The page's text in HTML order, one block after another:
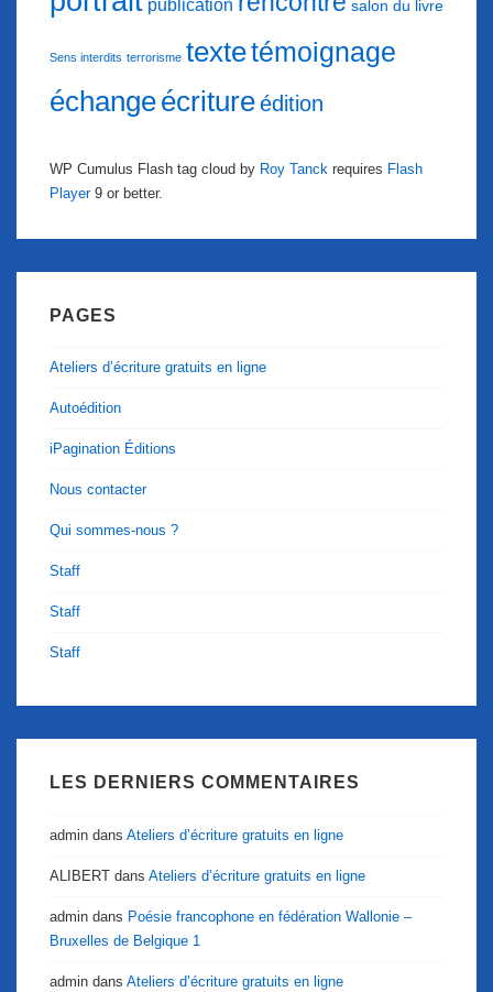
publication salon du livre
Sens interdits terrorisme textetémoignage
échangeécritureédition
WP Cumulus Flash tag cloud by Roy Tanck requires Flash
Player9 or better.
PAGES
Ateliers d’écriture gratuits en ligne
Autoédition
iPagination Éditions
Nous contacter
Qui sommes-nous ?
Staff
Staff
Staff
LES DERNIERS COMMENTAIRES
admin dans Ateliers d’écriture gratuits en ligne
ALIBERT dans Ateliers d’écriture gratuits en ligne
admin dans Poésie francophone en fédération Wallonie –
Bruxelles de Belgique 1
admin dans Ateliers d’écriture gratuits en ligne